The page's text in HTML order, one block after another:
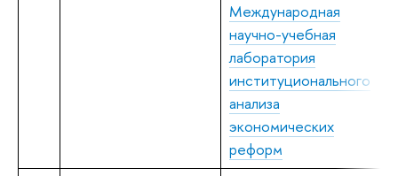
Международная
научно-учебная
лаборатория
институционального
анализа
экономических
реформ